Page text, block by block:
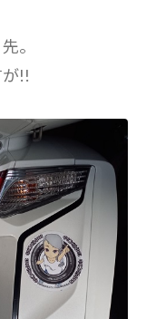
。
!!